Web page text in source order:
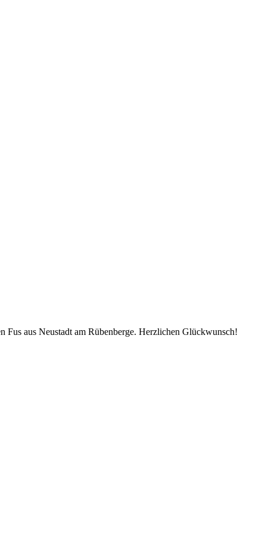
aus Neustadt am Rübenberge. Herzlichen Glückwunsch!